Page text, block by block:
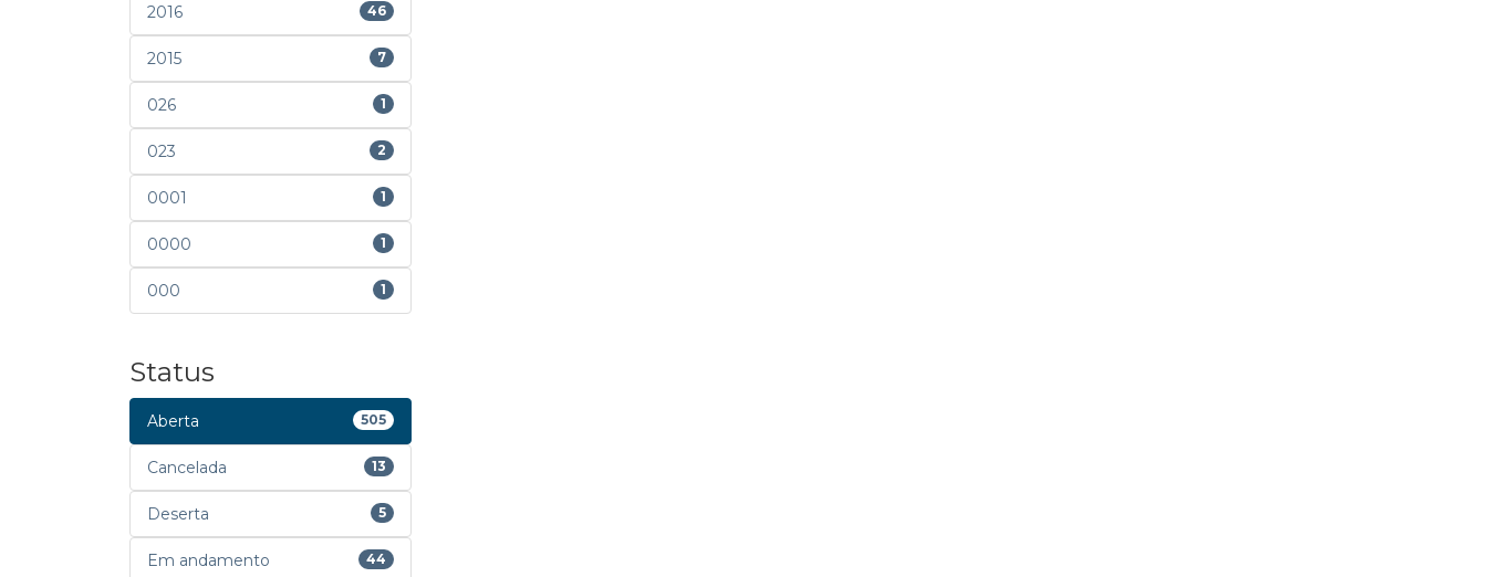
2016 46
2015 7
026 1
023 2
0001 1
0000 1
000 1
Status
Aberta 505
Cancelada 13
Deserta 5
Em andamento 44